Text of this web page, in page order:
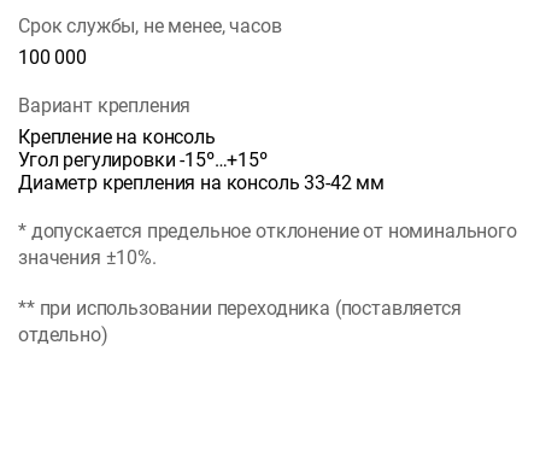
Срок службы, не менее, часов
100 000
Вариант крепления
Крепление на консоль
Угол регулировки -15º…+15º
Диаметр крепления на консоль 33-42 мм
* допускается предельное отклонение от номинального
значения ±10%.
** при использовании переходника (поставляется
отдельно)